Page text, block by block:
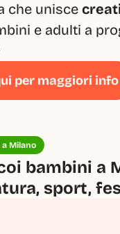
che unisce
e adulti a
per maggiori info
Milano
bambini a
sport,